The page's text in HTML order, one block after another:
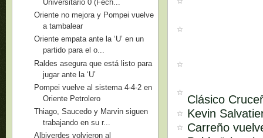
Clásico
Kevin
Carreño
Universitario 0 (Fech...
Oriente no mejora y Pompei vuelve
a tambalear
Oriente empata ante la ‘U’ en un
partido para el o...
Raldes asegura que está listo para
jugar ante la ‘U’
Pompei vuelve al sistema 4-4-2 en
Oriente Petrolero
Thiago, Saucedo y Marvin siguen
trabajando en su r...
Albiverdes volvieron al